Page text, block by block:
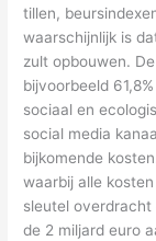
tillen,
waarschijnlijk is
zult opbouwen.
bijvoorbeeld
sociaal en
social media
bijkomende
waarbij alle
sleutel
de 2 miljard euro